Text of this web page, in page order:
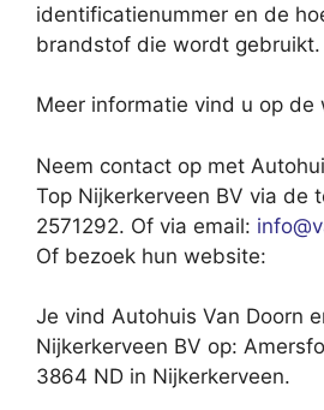
identificatienummer en de
brandstof die wordt gebruikt.
Meer informatie vind u op de
Neem contact op met
Top Nijkerkerveen BV via de
2571292. Of via email:
Of bezoek hun website:
Je vind Autohuis Van Doorn
Nijkerkerveen BV op:
3864 ND in Nijkerkerveen.